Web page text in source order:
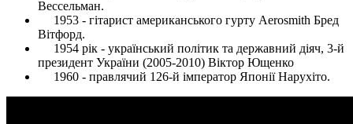
Вессельман.
1953 - гітарист американського гурту Aerosmith Бред
Вітфорд.
1954 рік - український політик та державний діяч, 3-й
президент України (2005-2010) Віктор Ющенко
1960 - правлячий 126-й імператор Японії Нарухіто.